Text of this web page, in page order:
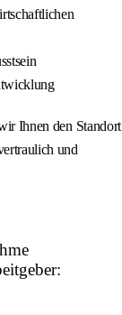
Ihnen den Standort
und